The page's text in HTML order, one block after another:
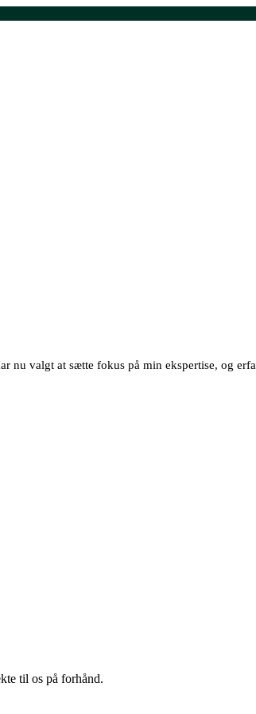
nu valgt at sætte fokus på min ekspertise, og
til os på forhånd.